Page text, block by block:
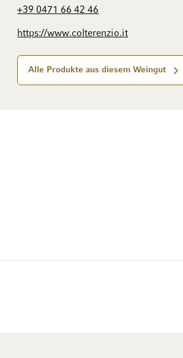
+39 0471 66 42 46
https://www.colterenzio.it
Alle Produkte aus diesem Weingut